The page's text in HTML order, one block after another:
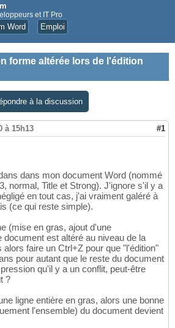
et IT Pro
Word Emploi
forme altérée lors de l'édition
à la discussion
à 15h13 #1
dans mon document Word (nommé
normal, Title et Strong). J'ignore s'il y a
en tout cas, j'ai vraiment galéré à
(ce qui reste simple).
(mise en gras, ajout d'une
document est altéré au niveau de la
faire un Ctrl+Z pour que "l'édition"
pour autant que le reste du document
qu'il y a un conflit, peut-être
?
ligne entière en gras, alors une bonne
l'ensemble) du document devient